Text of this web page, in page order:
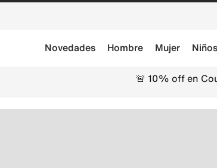
Novedades Hombre Mujer Niños
🚨 10% off en